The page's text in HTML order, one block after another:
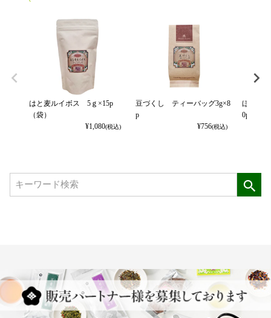
はと麦ルイボス 5ｇ×15p
（袋）
¥1,080(税込)
豆づくし ティーバッグ3g×8
p
¥756(税込)
ほうじ
0p